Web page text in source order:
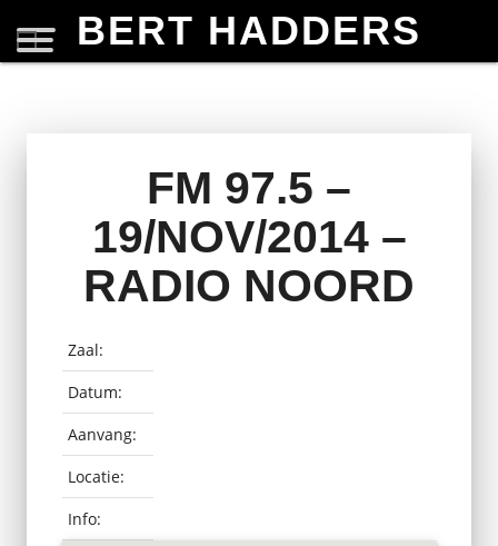
BERT HADDERS
FM 97.5 –
19/NOV/2014 –
RADIO NOORD
Zaal:
Datum:
Aanvang:
Locatie:
Info: